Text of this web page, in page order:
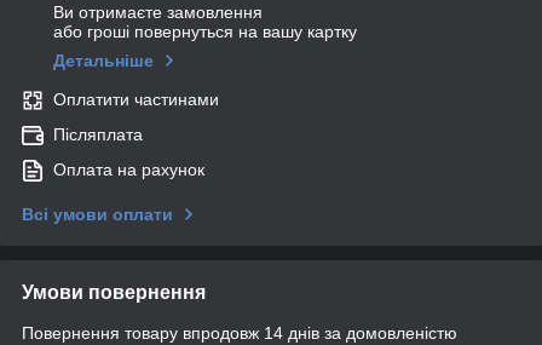
Ви отримаєте замовлення
або гроші повернуться на вашу картку
Детальніше
Оплатити частинами
Післяплата
Оплата на рахунок
Всі умови оплати
Умови повернення
Повернення товару впродовж 14 днів за домовленістю